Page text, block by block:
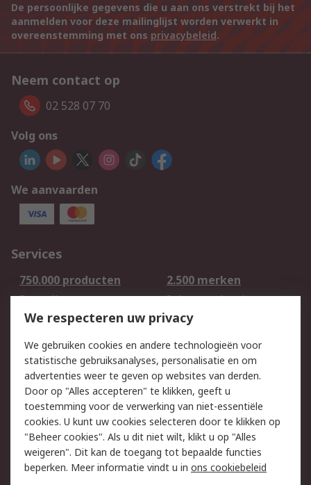
De persoonlijke gegevens die u aan ons verstrekt bij het
aanmelden voor deze mailinglijst worden verwerkt in
overeenstemming met ons privacybeleid.
Neem contact op
02 528 07 70
Volg ons
We aanvaarden
Services
750.000 producten
2.500 merken
Bestellen
Inkoopoplossingen
Retouren
Technisch advies
Track & Trace
Wettelijk
Cookiebeleid
Email veiligheid
Privacybeleid -
Bijgewerkt
Websitevoorwaarden
Algemene
verkoopvoorwaarden
We respecteren uw privacy
We gebruiken cookies en andere technologieën voor
statistische gebruiksanalyses, personalisatie en om
advertenties weer te geven op websites van derden.
Door op "Alles accepteren" te klikken, geeft u
toestemming voor de verwerking van niet-essentiële
cookies. U kunt uw cookies selecteren door te klikken op
"Beheer cookies". Als u dit niet wilt, klikt u op "Alles
weigeren". Dit kan de toegang tot bepaalde functies
beperken. Meer informatie vindt u in ons cookiebeleid